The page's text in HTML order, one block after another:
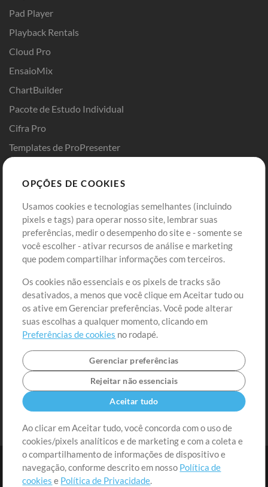
Pad Player
Playback Rentals
Cloud Pro
EnsaioMix
ChartBuilder
Pacote de Estudo Individual
Cifra Pro
Templates de ProPresenter
Comprar Créditos
Conteúdo Grátis
Solicite uma Música
Extras
Sessões
Envie seu conteúdo
Playlist
MT Conference
Entre
Cadastre-se
Ir ao carrinho
OPÇÕES DE COOKIES
Usamos cookies e tecnologias semelhantes (incluindo
pixels e tags) para operar nosso site, lembrar suas
preferências, medir o desempenho do site e - somente se
você escolher - ativar recursos de análise e marketing
que podem compartilhar informações com terceiros.
Os cookies não essenciais e os pixels de tracks são
desativados, a menos que você clique em Aceitar tudo ou
os ative em Gerenciar preferências. Você pode alterar
suas escolhas a qualquer momento, clicando em
Preferências de cookies no rodapé.
Gerenciar preferências
Rejeitar não essenciais
Aceitar tudo
Ao clicar em Aceitar tudo, você concorda com o uso de
cookies/pixels analíticos e de marketing e com a coleta e
o compartilhamento de informações de dispositivo e
navegação, conforme descrito em nosso Política de
cookies e Política de Privacidade.